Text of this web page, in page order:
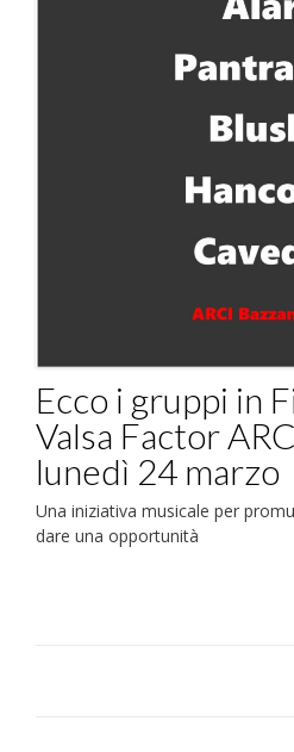
Ecco i gruppi in
Valsa Factor
lunedì 24 marzo
Una iniziativa musicale per
dare una opportunità